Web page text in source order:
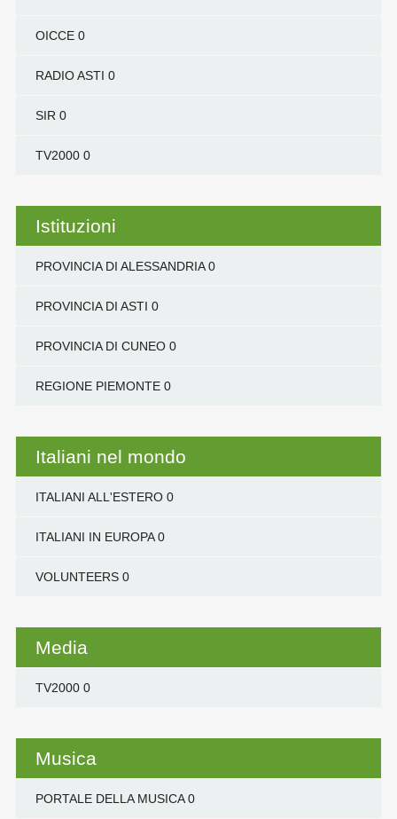
OICCE0
RADIO ASTI 0
SIR0
TV20000
Istituzioni
PROVINCIA DI ALESSANDRIA0
PROVINCIA DI ASTI 0
PROVINCIA DI CUNEO0
REGIONE PIEMONTE0
Italiani nel mondo
ITALIANI ALL'ESTERO0
ITALIANI IN EUROPA0
VOLUNTEERS0
Media
TV20000
Musica
PORTALE DELLA MUSICA0